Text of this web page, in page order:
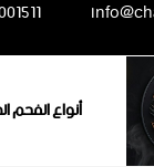
أنواع الفحم